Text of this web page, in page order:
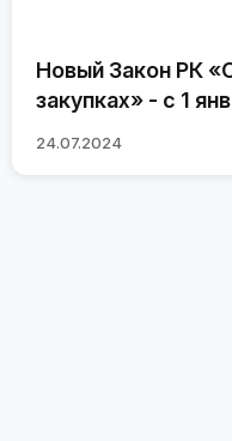
Новый Закон РК
закупках» - с 1
24.07.2024